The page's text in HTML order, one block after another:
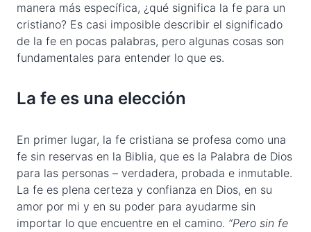
manera más específica, ¿qué significa la fe para un
cristiano? Es casi imposible describir el significado
de la fe en pocas palabras, pero algunas cosas son
fundamentales para entender lo que es.
La fe es una elección
En primer lugar, la fe cristiana se profesa como una
fe sin reservas en la Biblia, que es la Palabra de Dios
para las personas – verdadera, probada e inmutable.
La fe es plena certeza y confianza en Dios, en su
amor por mi y en su poder para ayudarme sin
importar lo que encuentre en el camino. “Pero sin fe